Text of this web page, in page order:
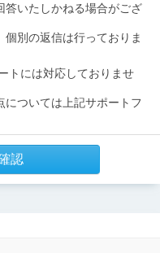
答いたしかねる場合がござ
個別の返信は行っておりま
トには対応しておりませ
ついては上記サポートフ
認